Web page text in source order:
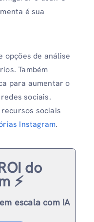
é sua
opções de análise
Também
para aumentar o
sociais.
recursos sociais
Instagram.
do
⚡️
escala com IA